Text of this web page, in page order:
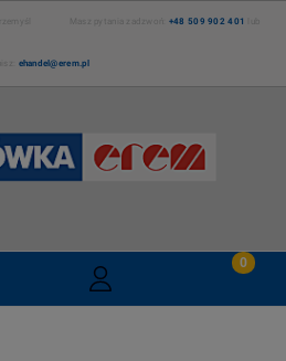
Przemyśl Masz pytania zadzwoń: +48 509 902 401
ehandel@erem.pl